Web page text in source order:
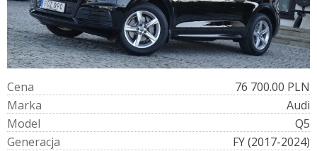
Cena
76 700.00 PLN
Marka
Audi
Model
Q5
Generacja
FY (2017-2024)